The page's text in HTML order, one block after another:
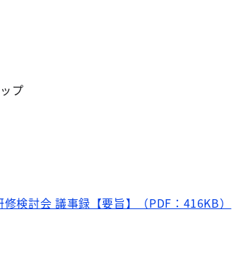
プ
検討会 議事録【要旨】（PDF：416KB）